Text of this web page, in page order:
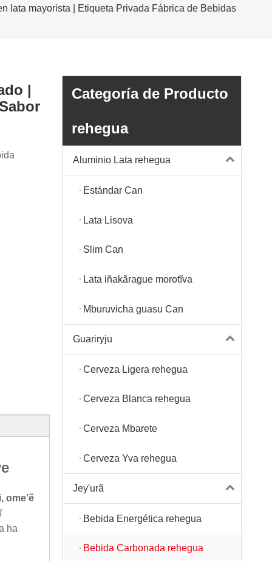
lata mayorista | Etiqueta Privada Fábrica de Bebidas
|
ome’ẽ
ha
Categoría de Producto
rehegua
Aluminio Lata rehegua
Estándar Can
Lata Lisova
Slim Can
Lata iñakãrague morotĩva
Mburuvicha guasu Can
Guariryju
Cerveza Ligera rehegua
Cerveza Blanca rehegua
Cerveza Mbarete
Cerveza Yva rehegua
Jey'urã
Bebida Energética rehegua
Bebida Carbonada rehegua